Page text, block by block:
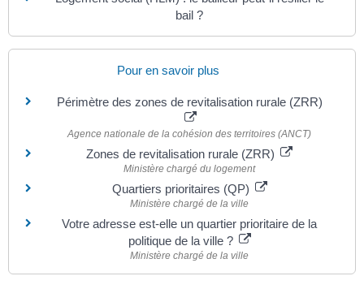
bail ?
Pour en savoir plus
Périmètre des zones de revitalisation rurale (ZRR)
Agence nationale de la cohésion des territoires (ANCT)
Zones de revitalisation rurale (ZRR)
Ministère chargé du logement
Quartiers prioritaires (QP)
Ministère chargé de la ville
Votre adresse est-elle un quartier prioritaire de la
politique de la ville ?
Ministère chargé de la ville